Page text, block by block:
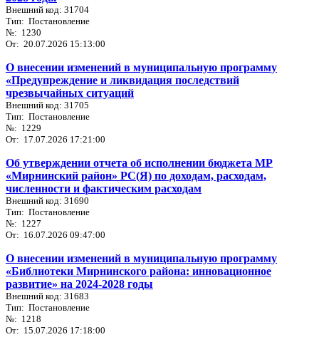
Внешний код: 31704
Тип: Постановление
№: 1230
От: 20.07.2026 15:13:00
О внесении изменений в муниципальную программу
«Предупреждение и ликвидация последствий
чрезвычайных ситуаций
Внешний код: 31705
Тип: Постановление
№: 1229
От: 17.07.2026 17:21:00
Об утверждении отчета об исполнении бюджета МР
«Мирнинский район» РС(Я) по доходам, расходам,
численности и фактическим расходам
Внешний код: 31690
Тип: Постановление
№: 1227
От: 16.07.2026 09:47:00
О внесении изменений в муниципальную программу
«Библиотеки Мирнинского района: инновационное
развитие» на 2024-2028 годы
Внешний код: 31683
Тип: Постановление
№: 1218
От: 15.07.2026 17:18:00